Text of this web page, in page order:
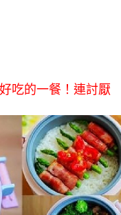
吃的一餐！連討厭